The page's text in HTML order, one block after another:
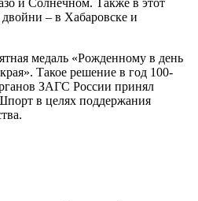
двойни – в Хабаровске и
медаль «Рожденному в день
Такое решение в год 100-
ЗАГС России принял
в целях поддержания